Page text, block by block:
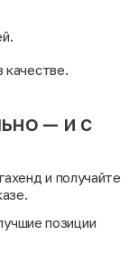
качестве.
— и с
и получайте
позиции